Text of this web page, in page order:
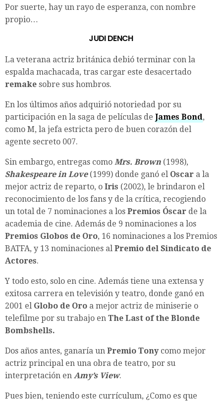
Por suerte, hay un rayo de esperanza, con nombre
propio…
JUDI DENCH
La veterana actriz británica debió terminar con la
espalda machacada, tras cargar este desacertado
remake sobre sus hombros.
En los últimos años adquirió notoriedad por su
participación en la saga de películas de James Bond,
como M, la jefa estricta pero de buen corazón del
agente secreto 007.
Sin embargo, entregas como Mrs. Brown (1998),
Shakespeare in Love(1999) donde ganó el Oscar a la
mejor actriz de reparto, o Iris (2002), le brindaron el
reconocimiento de los fans y de la crítica, recogiendo
un total de 7 nominaciones a los Premios Óscar de la
academia de cine. Además de 9 nominaciones a los
Premios Globos de Oro, 16 nominaciones a los Premios
BATFA, y 13 nominaciones al Premio del Sindicato de
Actores.
Y todo esto, solo en cine. Además tiene una extensa y
exitosa carrera en televisión y teatro, donde ganó en
2001 el Globo de Oro a mejor actriz de miniserie o
telefilme por su trabajo en The Last of the Blonde
Bombshells.
Dos años antes, ganaría un Premio Tonycomo mejor
actriz principal en una obra de teatro, por su
interpretación en Amy’s View.
Pues bien, teniendo este currículum, ¿Como es que